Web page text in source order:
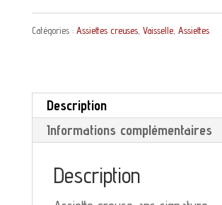
Assiette
creuse
tourquoise
et
blanc
Catégories : Assiettes creuses, Vaisselle, Assiettes
Description
Informations complémentaires
Description